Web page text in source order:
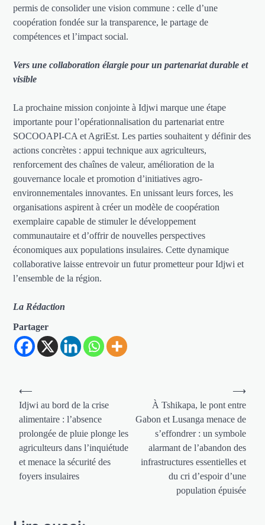
permis de consolider une vision commune : celle d’une
coopération fondée sur la transparence, le partage de
compétences et l’impact social.
Vers une collaboration élargie pour un partenariat durable et
visible
La prochaine mission conjointe à Idjwi marque une étape
importante pour l’opérationnalisation du partenariat entre
SOCOOAPI-CA et AgriEst. Les parties souhaitent y définir des
actions concrètes : appui technique aux agriculteurs,
renforcement des chaînes de valeur, amélioration de la
gouvernance locale et promotion d’initiatives agro-
environnementales innovantes. En unissant leurs forces, les
organisations aspirent à créer un modèle de coopération
exemplaire capable de stimuler le développement
communautaire et d’offrir de nouvelles perspectives
économiques aux populations insulaires. Cette dynamique
collaborative laisse entrevoir un futur prometteur pour Idjwi et
l’ensemble de la région.
La Rédaction
Partager
Navigation
de
l’article
⟵
Idjwi au bord de la crise
alimentaire : l’absence
prolongée de pluie plonge les
agriculteurs dans l’inquiétude
et menace la sécurité des
foyers insulaires
À Tshikapa, le pont entre
Gabon et Lusanga menace de
s’effondrer : un symbole
alarmant de l’abandon des
infrastructures essentielles et
du cri d’espoir d’une
population épuisée
⟶